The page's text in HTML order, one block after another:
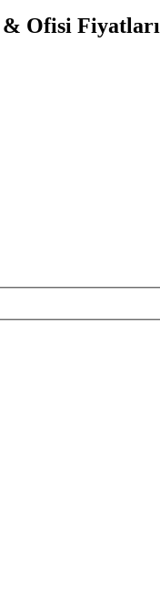
& Ofisi Fiyatları